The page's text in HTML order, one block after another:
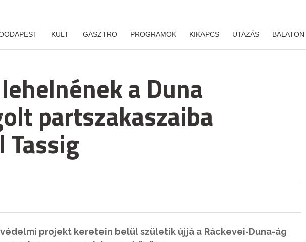
KULT GASZTRO PROGRAMOK KIKAPCS UTAZÁS BALATON
a Duna
partszakaszaiba
Tassig
projekt keretein belül születik újjá a Ráckevei-Duna-ág